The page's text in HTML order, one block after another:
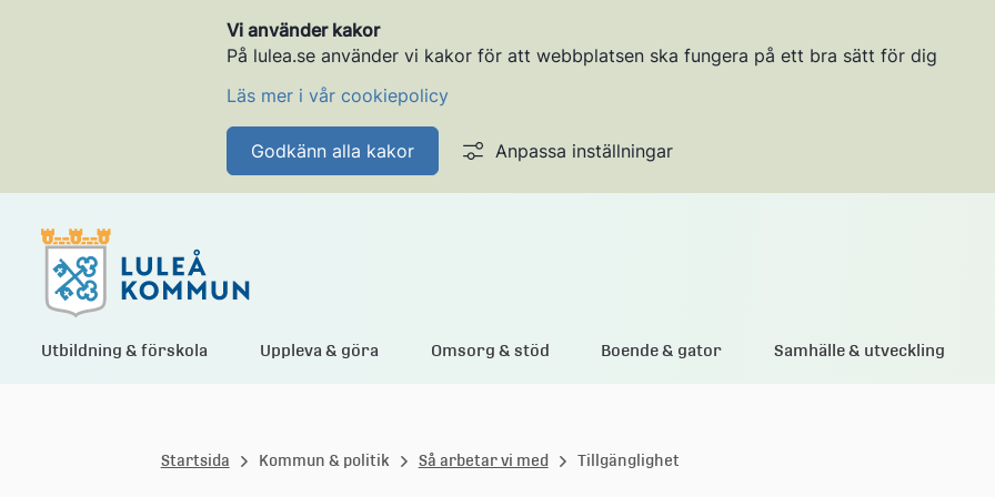
Vi använder kakor
På lulea.se använder vi kakor för att webbplatsen ska fungera på ett bra sätt för dig
Läs mer i vår cookiepolicy
Godkänn alla kakor Anpassa inställningar
L
Utbildning & förskola Uppleva & göra Omsorg & stöd Boende & gator Samhälle & utveckling
Startsida Kommun & politik Så arbetar vi med Tillgänglighet